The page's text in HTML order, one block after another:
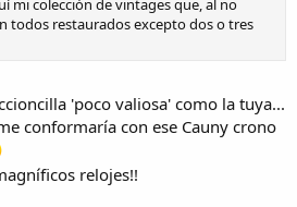
mi colección de vintages que, al no
todos restaurados excepto dos o tres
'poco valiosa' como la tuya...
conformaría con ese Cauny crono
relojes!!